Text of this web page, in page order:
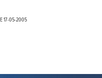
17-05-2005